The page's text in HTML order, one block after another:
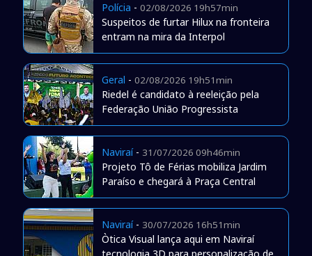
Polícia - 02/08/2026 19h57min
Suspeitos de furtar Hilux na fronteira
entram na mira da Interpol
Geral - 02/08/2026 19h51min
Riedel é candidato à reeleição pela
Federação União Progressista
Naviraí- 31/07/2026 09h46min
Projeto Tô de Férias mobiliza Jardim
Paraíso e chegará à Praça Central
Naviraí- 30/07/2026 16h51min
Òtica Visual lança aqui em Naviraí